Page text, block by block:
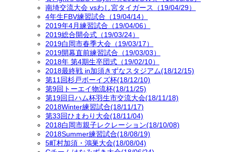
南埼交流大会 vsわし宮タイガース（19/04/29）
4年生FBV練習試合（19/04/14）
2019年4月練習試合（19/04/06）
2019総合開会式（19/03/24）
2019白岡市春季大会（19/03/17）
2019開幕直前練習試合（19/03/03）
2018年 第4期生卒団式（19/02/10）
2018最終戦 in加須きずなスタジアム(18/12/15)
第11回杉戸ボーイズ杯(18/12/10)
第9回トーエイ物流杯(18/11/25)
第19回日ハム杯羽生市交流大会(18/11/18)
2018Winter練習試合(18/11/17)
第33回ひまわり大会(18/11/04)
2018白岡市親子レクレーション(18/10/08)
2018Summer練習試合(18/08/19)
5町村加須・鴻巣大会(18/08/04)